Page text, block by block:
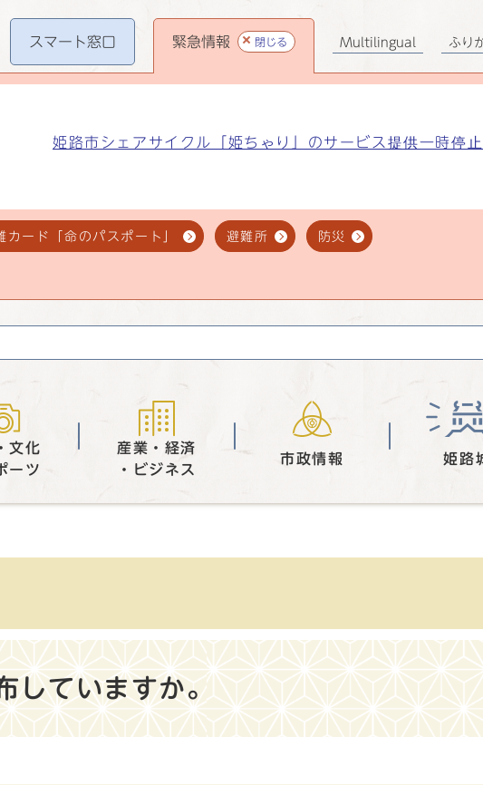
スマート窓口 緊急情報 閉じる
姫路市シェアサイクル「姫ちゃり」のサービス提供一時停
カード「命のパスポート」 避難所 防災
Multilingual ふり
文化
ーツ
産業・経済
・ビジネス
市政情報 姫路
していますか。